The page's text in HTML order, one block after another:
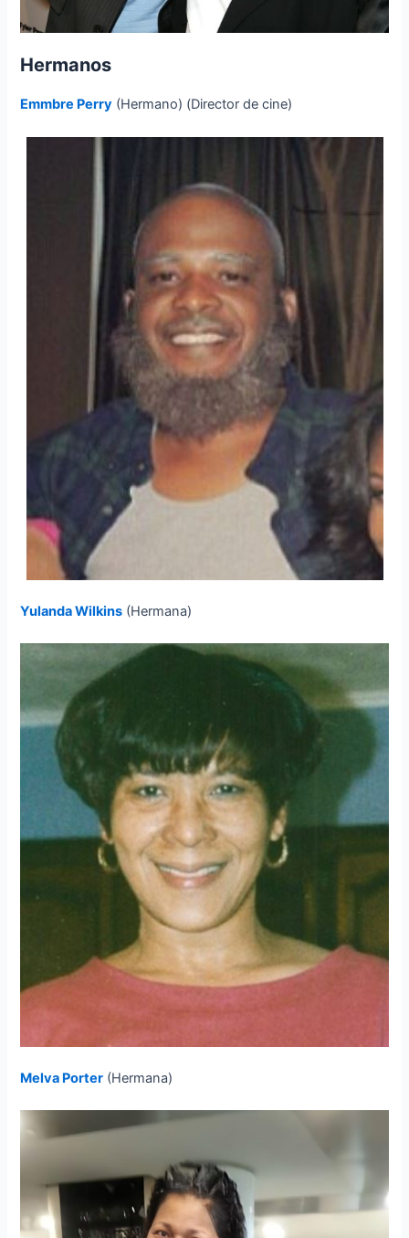
Hermanos
Emmbre Perry (Hermano) (Director de cine)
Yulanda Wilkins (Hermana)
Melva Porter (Hermana)